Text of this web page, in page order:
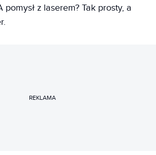
z laserem? Tak prosty, a
REKLAMA